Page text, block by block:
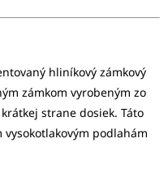
hliníkový zámkový
zámkom vyrobeným zo
strane dosiek. Táto
podlahám